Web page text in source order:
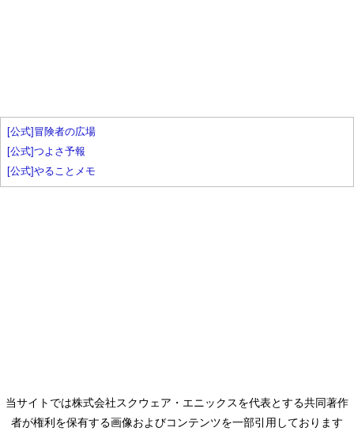
[公式]冒険者の広場
[公式]つよさ予報
[公式]やることメモ
当サイトでは株式会社スクウェア・エニックスを代表とする共同著作
者が権利を保有する画像およびコンテンツを一部引用しております